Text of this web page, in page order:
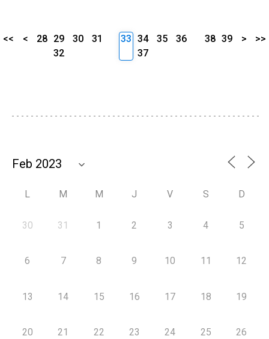
<< < 28 29 30
31
32
33 34 35
36
37
38 39 > >>
L M M J V S D
30 31 1 2 3 4 5
6 7 8 9 10 11 12
13 14 15 16 17 18 19
20 21 22 23 24 25 26